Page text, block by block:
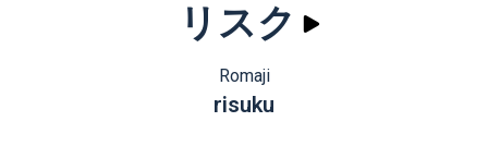
リスク
Romaji
risuku